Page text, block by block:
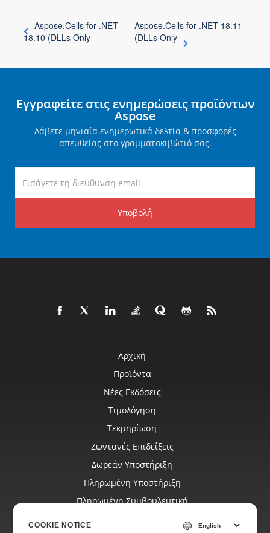
Aspose.Cells for .NET
18.10 (DLLs Only
Aspose.Cells for .NET 18.11
(DLLs Only
Εγγραφείτε στις ενημερώσεις προϊόντων
Aspose
Λάβετε μηνιαία ενημερωτικά δελτία & προσφορές
απευθείας στο γραμματοκιβώτιό σας.
Υποβολή
Αρχική
Προϊόντα
Νέες Εκδόσεις
Τιμολόγηση
Τεκμηρίωση
Ζωντανές Επιδείξεις
Δωρεάν Υποστήριξη
Πληρωμένη Υποστήριξη
Πληρωμένη Συμβουλευτική
COOKIE NOTICE